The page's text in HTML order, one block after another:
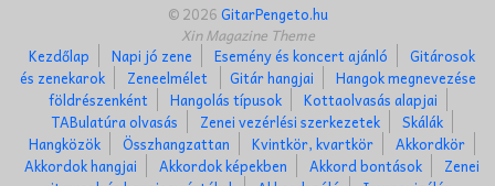
© 2026GitarPengeto.hu
Xin Magazine Theme
Kezdőlap
Napi jó zene Esemény és koncert ajánló
Gitárosok
és zenekarok
Zeneelmélet Gitár hangjai
Hangok megnevezése
földrészenként
Hangolás típusok
Kottaolvasás alapjai
TABulatúra olvasás
Zenei vezérlési szerkezetek
Skálák
Hangközök
Összhangzattan Kvintkör, kvartkör
Akkordkör
Akkordok hangjai
Akkordok képekben Akkord bontások
Zenei